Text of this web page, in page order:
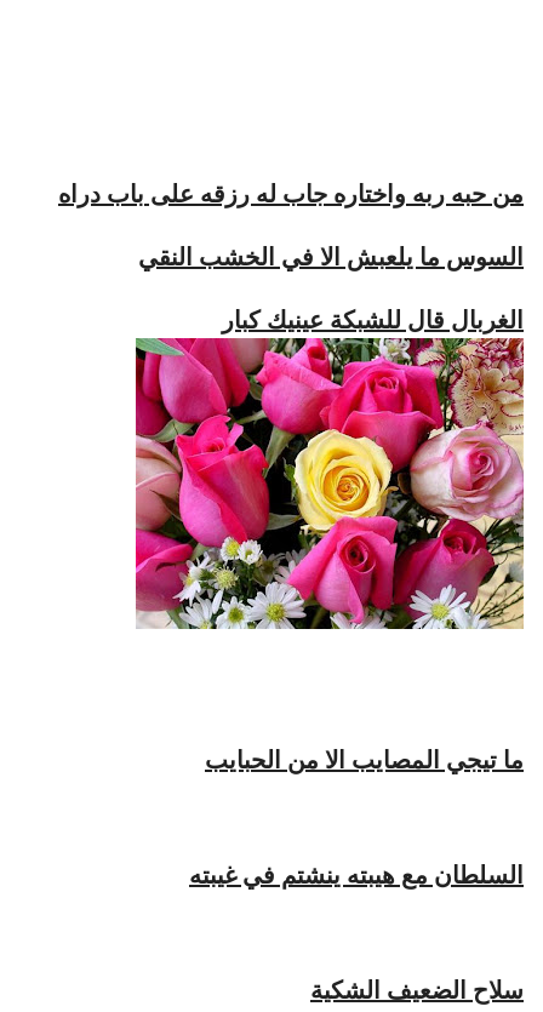
من حبه ربه واختاره جاب له رزقه على باب دراه
السوس ما يلعبش الا في الخشب النقي
الغربال قال للشبكة عينيك كبار
ما تيجي المصايب الا من الحبايب
السلطان مع هيبته ينشتم في غيبته
سلاح الضعيف الشكية